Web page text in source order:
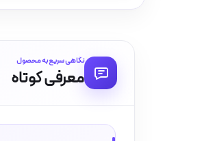
نگاهی سریع به محصول
معرفی کوتاه